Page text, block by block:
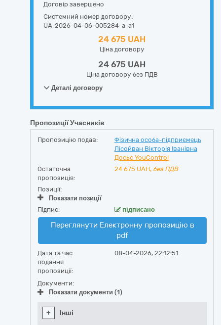
Договір завершено
Системний номер договору:
UA-2026-04-06-005284-a-a1
24 675 UAH
Ціна договору
24 675 UAH
Ціна договору без ПДВ
Деталі договору
Пропозиції Учасників
Пропозицію подав:
Фізична особа-підприємець
Лісойван Вікторія Іванівна
Досьє YouControl
Остаточна
пропозиція:
24 675 UAH, без ПДВ
Позиції:
Показати позиції
Підпис:
підписано
Переглянути Електронну пропозицію в
pdf
Дата та час
подання
пропозиції:
08-04-2026, 22:12:51
Документи:
Показати документи (1)
+ Інші